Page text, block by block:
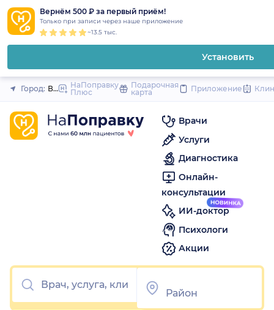
Вернём 500 ₽ за первый приём!
Только при записи через наше приложение
~13.5 тыс.
Установить
Закрыть
Город: ВолгоградНаПоправку
Плюс
Подарочная
карта
Приложение
Врачи
Услуги
Диагностика
Онлайн-
консультации
ИИ-доктор
Психологи
Акции